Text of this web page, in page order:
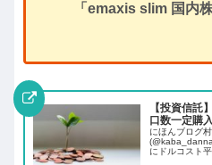
「emaxis slim 国内
【投資信託
口数一定購
にほんブログ
にドルコスト